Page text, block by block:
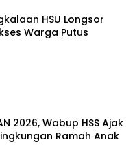
HSU Longsor
Warga Putus
2026, Wabup HSS Ajak
Ramah Anak